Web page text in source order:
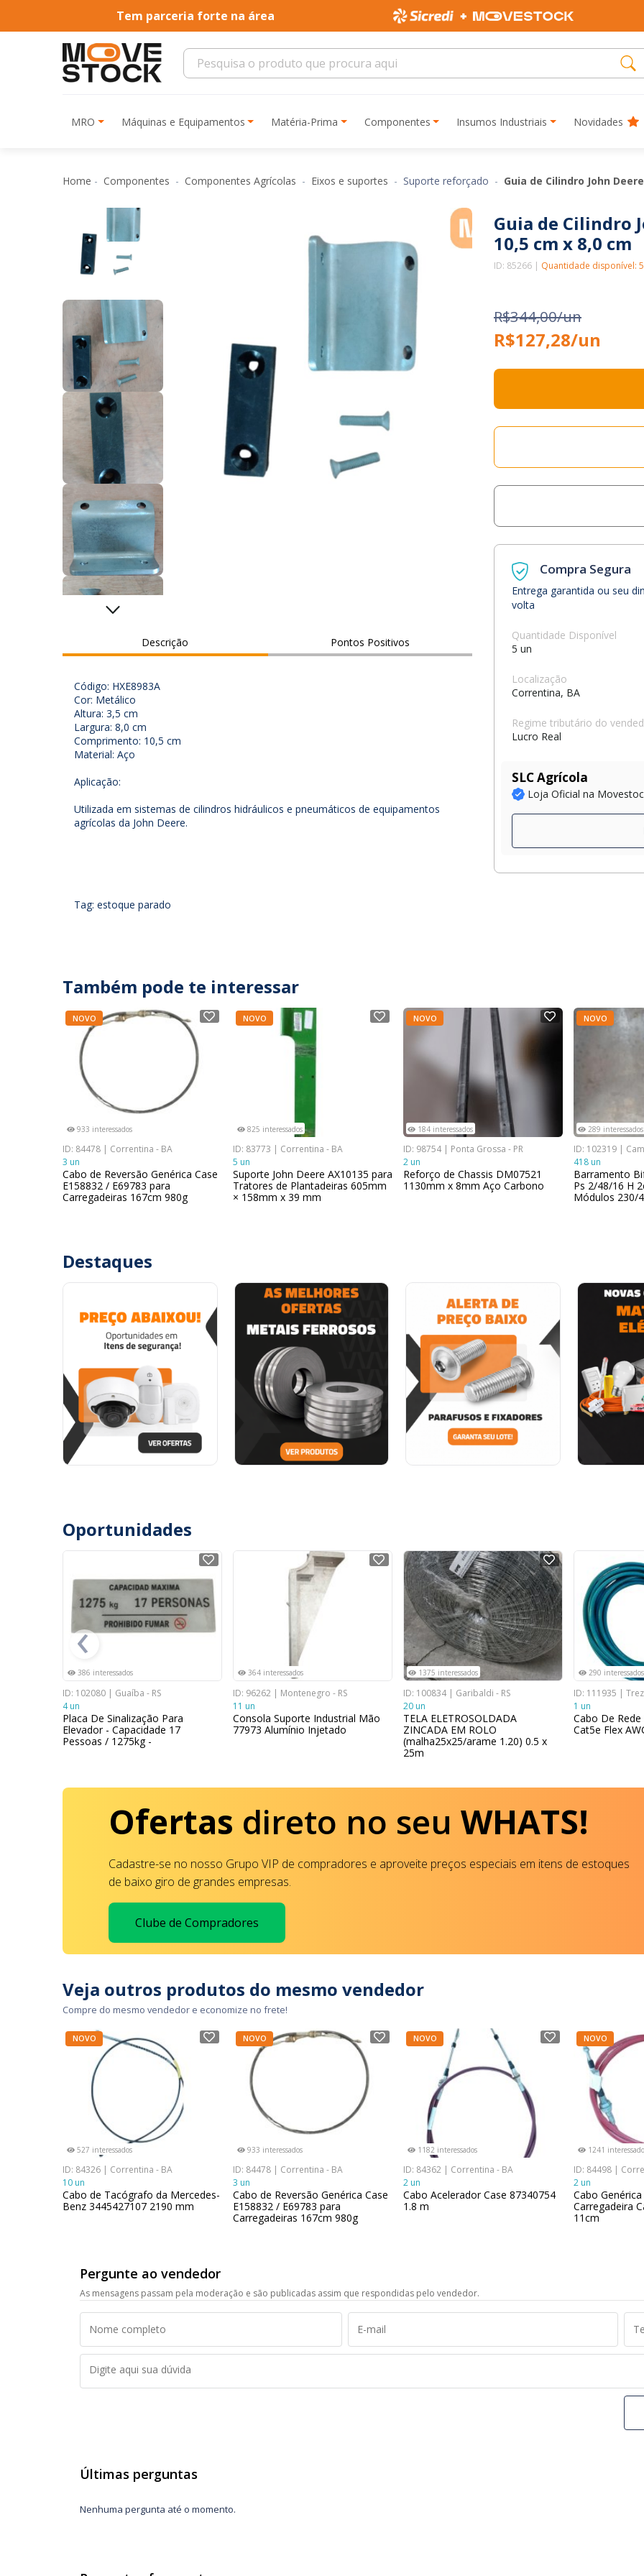
Tem parceria forte na área
MRO Máquinas e Equipamentos Matéria-Prima Componentes Insumos Industriais Novidades
Home Componentes Componentes Agrícolas Eixos e suportes Suporte reforçado Guia de Cilindro John
Descrição Pontos Positivos
Código: HXE8983A
Cor: Metálico
Altura: 3,5 cm
Largura: 8,0 cm
Comprimento: 10,5 cm
Material: Aço
Aplicação:
Utilizada em sistemas de cilindros hidráulicos e pneumáticos de equipamentos
agrícolas da John Deere.
Tag: estoque parado
Guia de Cilindro
10,5 cm x 8,0 cm
ID: 85266 | Quantidade disponível:
R$344,00/un
R$127,28/un
Compra Segura
Entrega garantida ou seu
volta
Quantidade Disponível
5 un
Localização
Correntina, BA
Regime tributário do
Lucro Real
SLC Agrícola
Loja Oficial na
Também pode te interessar
NOVO
933 interessados
ID: 84478 | Correntina - BA
3 un
Cabo de Reversão Genérica Case
E158832 / E69783 para
Carregadeiras 167cm 980g
NOVO
825 interessados
ID: 83773 | Correntina - BA
5 un
Suporte John Deere AX10135 para
Tratores de Plantadeiras 605mm
× 158mm x 39 mm
NOVO
184 interessados
ID: 98754 | Ponta Grossa - PR
2 un
Reforço de Chassis DM07521
1130mm x 8mm Aço Carbono
NOVO
289 interessados
ID: 102319 |
418 un
Barramento
Ps 2/48/16 H
Módulos 230/
Destaques
Oportunidades
386 interessados
ID: 102080 | Guaíba - RS
4 un
Placa De Sinalização Para
Elevador - Capacidade 17
Pessoas / 1275kg -
364 interessados
ID: 96262 | Montenegro - RS
11 un
Consola Suporte Industrial Mão
77973 Alumínio Injetado
NOVO
1375 interessados
ID: 100834 | Garibaldi - RS
20 un
TELA ELETROSOLDADA
ZINCADA EM ROLO
(malha25x25/arame 1.20) 0.5 x
25m
290 interessados
ID: 111935 |
1 un
Cabo De
Cat5e Flex
‹
Ofertas direto no seu WHATS!
Cadastre-se no nosso Grupo VIP de compradores e aproveite preços especiais em itens de estoques
de baixo giro de grandes empresas.
Clube de Compradores
Veja outros produtos do mesmo vendedor
Compre do mesmo vendedor e economize no frete!
NOVO
527 interessados
ID: 84326 | Correntina - BA
10 un
Cabo de Tacógrafo da Mercedes-
Benz 3445427107 2190 mm
NOVO
933 interessados
ID: 84478 | Correntina - BA
3 un
Cabo de Reversão Genérica Case
E158832 / E69783 para
Carregadeiras 167cm 980g
NOVO
1182 interessados
ID: 84362 | Correntina - BA
2 un
Cabo Acelerador Case 87340754
1.8 m
NOVO
1241
ID: 84498 |
2 un
Cabo
Carregadeira
11cm
Pergunte ao vendedor
As mensagens passam pela moderação e são publicadas assim que respondidas pelo vendedor.
Últimas perguntas
Nenhuma pergunta até o momento.